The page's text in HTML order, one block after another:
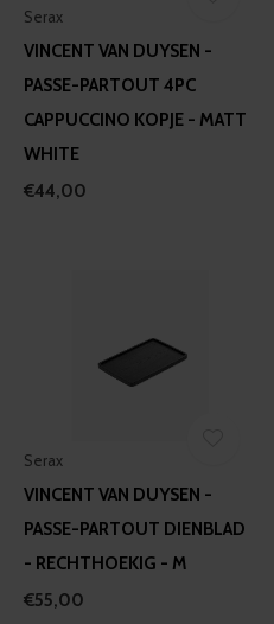
Serax
VINCENT VAN DUYSEN -
PASSE-PARTOUT 4PC
CAPPUCCINO KOPJE - MATT
WHITE
€44,00
Serax
VINCENT VAN DUYSEN -
PASSE-PARTOUT DIENBLAD
- RECHTHOEKIG - M
€55,00